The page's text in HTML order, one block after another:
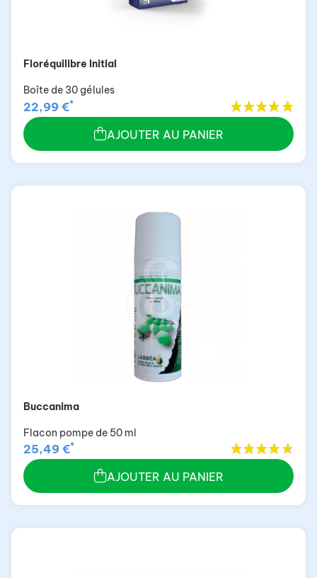
Floréquilibre Initial
Boîte de 30 gélules
22,99 €*
AJOUTER AU PANIER
Buccanima
Flacon pompe de 50 ml
25,49 €*
AJOUTER AU PANIER